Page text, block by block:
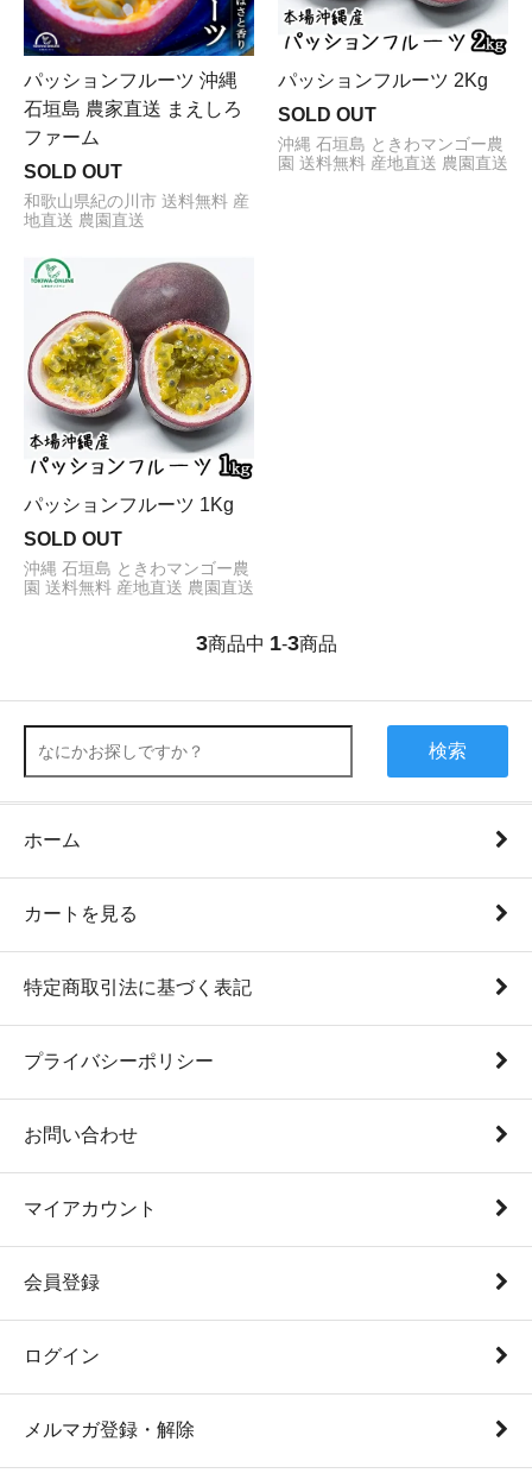
パッションフルーツ 沖縄
石垣島 農家直送 まえしろ
ファーム
SOLD OUT
和歌山県紀の川市 送料無料 産
地直送 農園直送
パッションフルーツ 2Kg
SOLD OUT
沖縄 石垣島 ときわマンゴー農
園 送料無料 産地直送 農園直送
パッションフルーツ 1Kg
SOLD OUT
沖縄 石垣島 ときわマンゴー農
園 送料無料 産地直送 農園直送
3商品中 1-3商品
検索
ホーム
カートを見る
特定商取引法に基づく表記
プライバシーポリシー
お問い合わせ
マイアカウント
会員登録
ログイン
メルマガ登録・解除